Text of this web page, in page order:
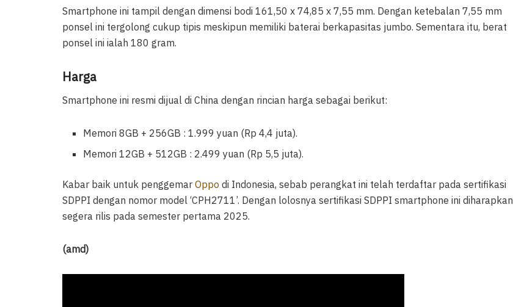
Smartphone ini tampil dengan dimensi bodi 161,50 x 74,85 x 7,55 mm. Dengan ketebalan 7,55 mm
ponsel ini tergolong cukup tipis meskipun memiliki baterai berkapasitas jumbo. Sementara itu, berat
ponsel ini ialah 180 gram.
Harga
Smartphone ini resmi dijual di China dengan rincian harga sebagai berikut:
Memori 8GB + 256GB : 1.999 yuan (Rp 4,4 juta).
Memori 12GB + 512GB : 2.499 yuan (Rp 5,5 juta).
Kabar baik untuk penggemar Oppo di Indonesia, sebab perangkat ini telah terdaftar pada sertifikasi
SDPPI dengan nomor model ‘CPH2711’. Dengan lolosnya sertifikasi SDPPI smartphone ini diharapkan
segera rilis pada semester pertama 2025.
(amd)